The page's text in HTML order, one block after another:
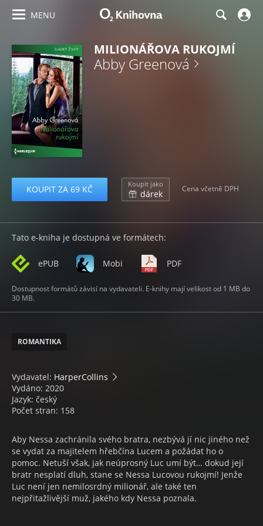
MENU
MILIONÁŘOVA RUKOJMÍ
Abby Greenová
KOUPIT ZA 69 KČ Koupit jako
dárek Cena včetně DPH
Tato e-kniha je dostupná ve formátech:
ePUB Mobi PDF
Dostupnost formátů závisí na vydavateli. E-knihy mají velikost od 1 MB do
30 MB.
ROMANTIKA
Vydavatel: HarperCollins
Vydáno: 2020
Jazyk: český
Počet stran: 158
Aby Nessa zachránila svého bratra, nezbývá jí nic jiného než
se vydat za majitelem hřebčína Lucem a požádat ho o
pomoc. Netuší však, jak neúprosný Luc umí být… dokud její
bratr nesplatí dluh, stane se Nessa Lucovou rukojmí! Jenže
Luc není jen nemilosrdný milionář, ale také ten
nejpřitažlivější muž, jakého kdy Nessa poznala.